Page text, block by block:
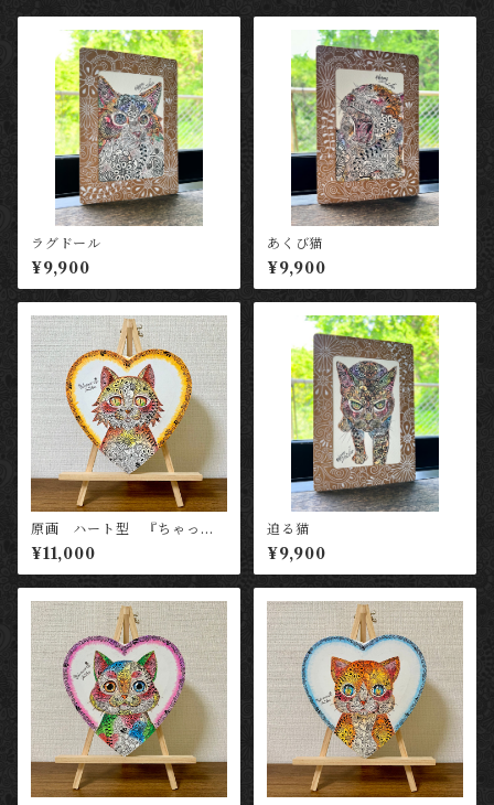
ラグドール
¥9,900
あくび猫
¥9,900
原画 ハート型 『ちゃっか
り金猫（黄）』
¥11,000
迫る猫
¥9,900